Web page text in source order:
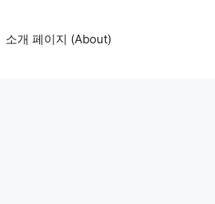
소개 페이지 (About)